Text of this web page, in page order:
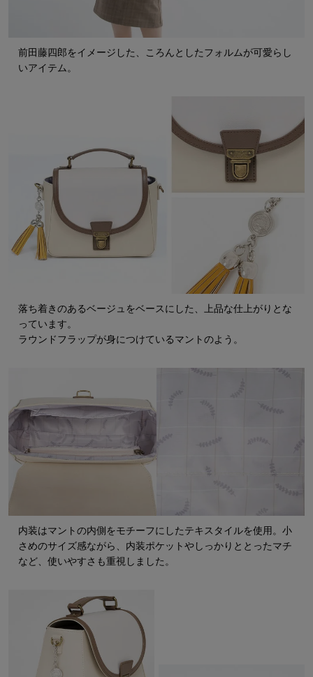
前田藤四郎をイメージした、ころんとしたフォルムが可愛らし
いアイテム。
落ち着きのあるベージュをベースにした、上品な仕上がりとな
っています。
ラウンドフラップが身につけているマントのよう。
内装はマントの内側をモチーフにしたテキスタイルを使用。小
さめのサイズ感ながら、内装ポケットやしっかりととったマチ
など、使いやすさも重視しました。